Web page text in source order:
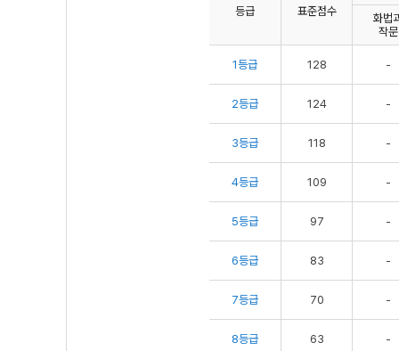
등급 표준점수
화법
작문
1등급 128 -
2등급 124 -
3등급 118 -
4등급 109 -
5등급 97 -
6등급 83 -
7등급 70 -
8등급 63 -